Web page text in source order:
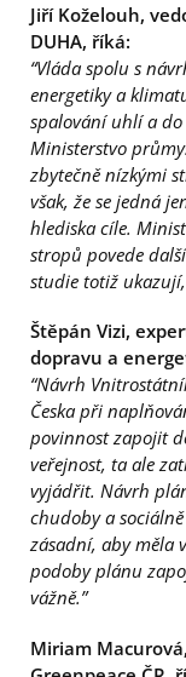
Jiří Koželouh,
DUHA, říká:
“Vláda spolu s
energetiky a
spalování uhlí a
Ministerstvo
zbytečně nízkými
však, že se jedná
hlediska cíle.
stropů povede
studie totiž
Štěpán Vizi,
dopravu a
“Návrh
Česka při
povinnost zapojit
veřejnost, ta ale
vyjádřit. Návrh
chudoby a
zásadní, aby měla
podoby plánu
vážně.”
Miriam